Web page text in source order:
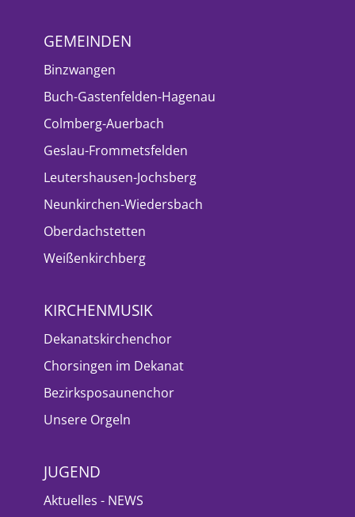
GEMEINDEN
Binzwangen
Buch-Gastenfelden-Hagenau
Colmberg-Auerbach
Geslau-Frommetsfelden
Leutershausen-Jochsberg
Neunkirchen-Wiedersbach
Oberdachstetten
Weißenkirchberg
KIRCHENMUSIK
Dekanatskirchenchor
Chorsingen im Dekanat
Bezirksposaunenchor
Unsere Orgeln
JUGEND
Aktuelles - NEWS